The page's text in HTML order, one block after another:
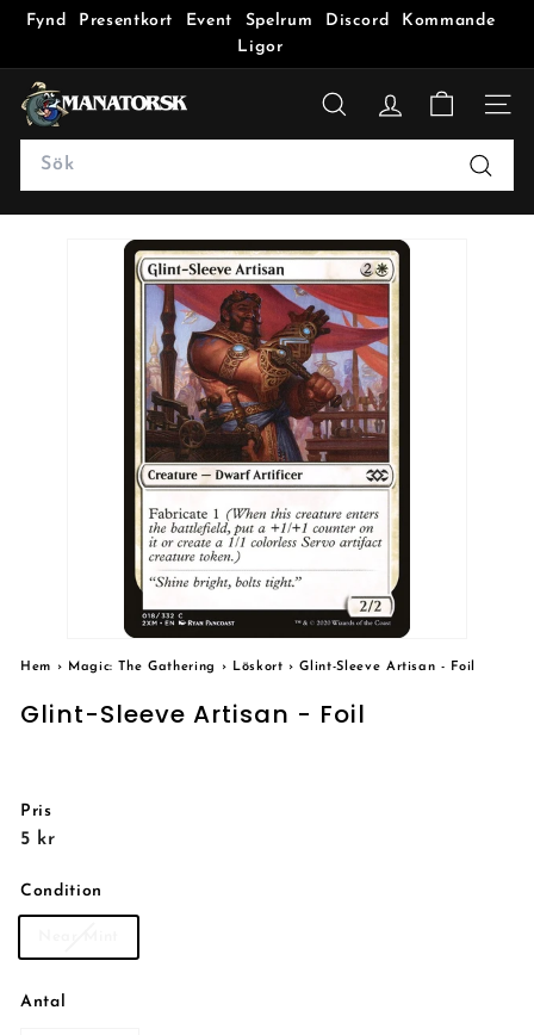
Fynd Presentkort Event Spelrum Discord
Kommande
Ligor
M
a
a
t
SÖK
Search
Sök
Hem › Magic: The Gathering › Löskort › Glint-Sleeve Artisan - Foil
Glint-Sleeve Artisan - Foil
Pris
Reguljärt
5 kr5
Condition
Antal